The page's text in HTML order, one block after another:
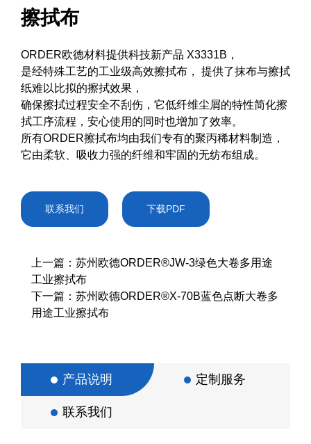
擦拭布
ORDER欧德材料提供科技新产品 X3331B，
是经特殊工艺的工业级高效擦拭布， 提供了抹布与擦拭
纸难以比拟的擦拭效果，
确保擦拭过程安全不刮伤，它低纤维尘屑的特性简化擦
拭工序流程，安心使用的同时也增加了效率。
所有ORDER擦拭布均由我们专有的聚丙稀材料制造，
它由柔软、吸收力强的纤维和牢固的无纺布组成。
联系我们 下载PDF
上一篇：苏州欧德ORDER®JW-3绿色大卷多用途
工业擦拭布
下一篇：苏州欧德ORDER®X-70B蓝色点断大卷多
用途工业擦拭布
产品说明 定制服务
联系我们